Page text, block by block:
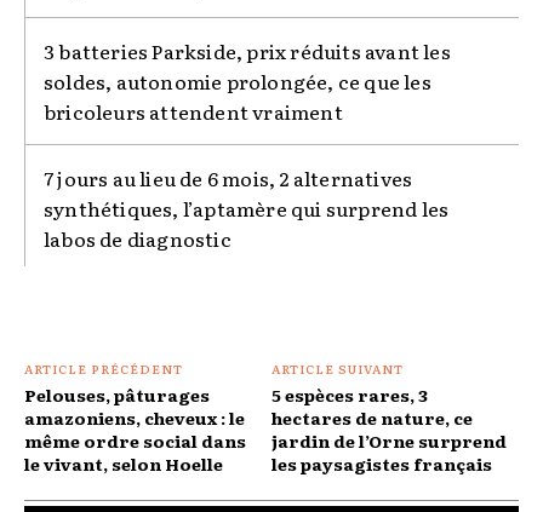
3 batteries Parkside, prix réduits avant les
soldes, autonomie prolongée, ce que les
bricoleurs attendent vraiment
7 jours au lieu de 6 mois, 2 alternatives
synthétiques, l’aptamère qui surprend les
labos de diagnostic
ARTICLE PRÉCÉDENT
Pelouses, pâturages
amazoniens, cheveux : le
même ordre social dans
le vivant, selon Hoelle
ARTICLE SUIVANT
5 espèces rares, 3
hectares de nature, ce
jardin de l’Orne surprend
les paysagistes français